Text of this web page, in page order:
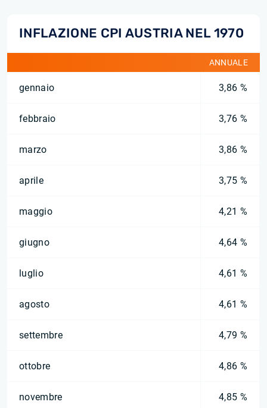
INFLAZIONE CPI AUSTRIA NEL 1970
ANNUALE
gennaio 3,86 %
febbraio 3,76 %
marzo 3,86 %
aprile 3,75 %
maggio 4,21 %
giugno 4,64 %
luglio 4,61 %
agosto 4,61 %
settembre 4,79 %
ottobre 4,86 %
novembre 4,85 %